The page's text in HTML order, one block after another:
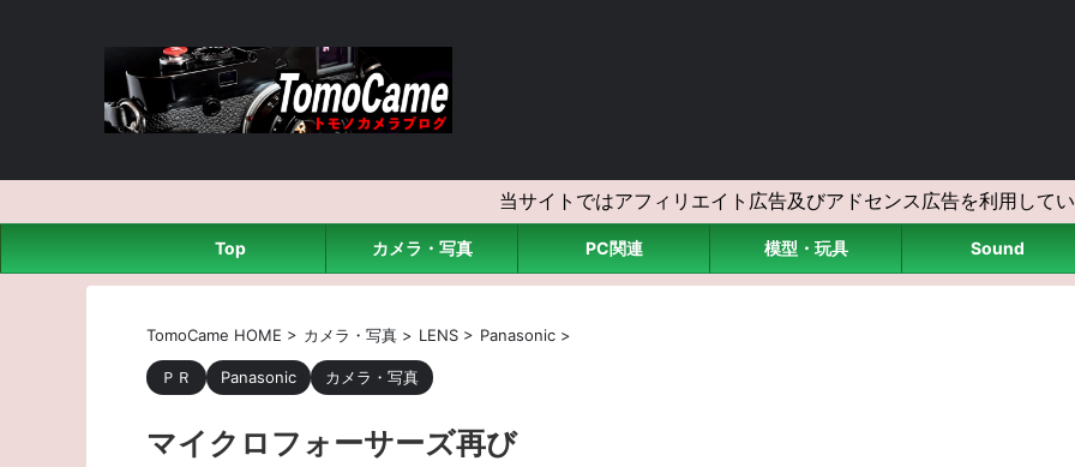
当サイトではアフィリエイト広告及びアドセンス広告を利用して
Top カメラ・写真 PC関連 模型・玩具 Sound
TomoCame HOME > カメラ・写真 > LENS > Panasonic >
ＰＲ Panasonic カメラ・写真
マイクロフォーサーズ再び